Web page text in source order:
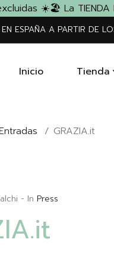
☀️ 🏖️ La TIENDA
EN ESPAÑA A PARTIR DE
Inicio Tienda
/ GRAZIA.it
- In Press